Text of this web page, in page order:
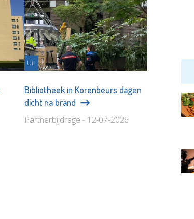
Uit
Bibliotheek in Korenbeurs dagen
dicht na brand
Partnerbijdrage - 12-07-2026